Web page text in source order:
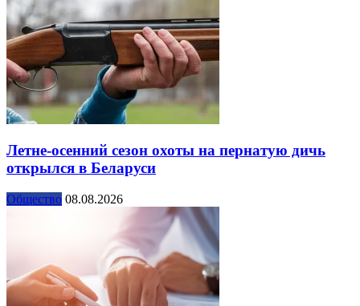
Летне-осенний сезон охоты на пернатую дичь
открылся в Беларуси
Общество 08.08.2026